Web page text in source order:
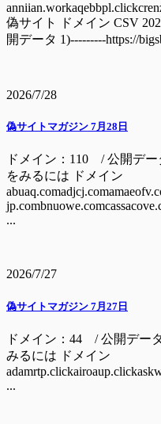
偽サイト ドメイン CSV
開データ 1)---------https://
2026/7/28
偽サイトマガジン 7月28日
ドメイン：110 / 公開デ
をみるには ドメイン
...
2026/7/27
偽サイトマガジン 7月27日
ドメイン：44 / 公開デー
みるには ドメイン
...